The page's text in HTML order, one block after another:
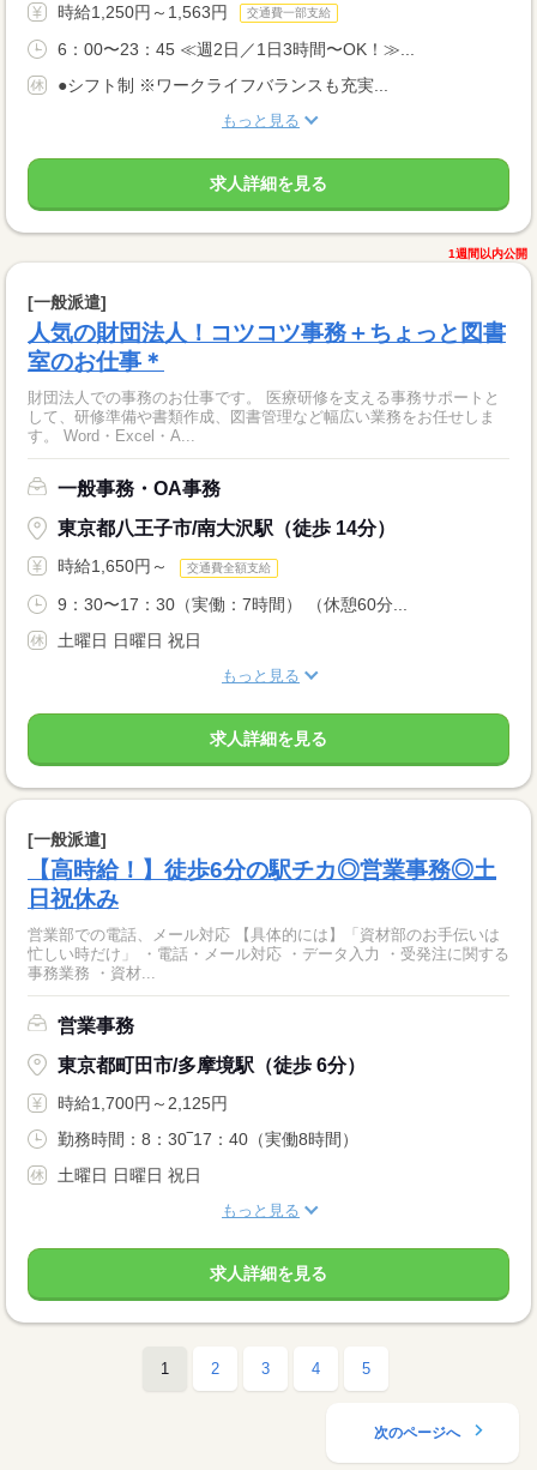
時給1,250円～1,563円 交通費一部支給
6：00〜23：45 ≪週2日／1日3時間〜OK！≫...
●シフト制 ※ワークライフバランスも充実...
もっと見る
求人詳細を見る
1週間以内公開
[一般派遣]
人気の財団法人！コツコツ事務＋ちょっと図書
室のお仕事＊
財団法人での事務のお仕事です。 医療研修を支える事務サポートと
して、研修準備や書類作成、図書管理など幅広い業務をお任せしま
す。 Word・Excel・A...
一般事務・OA事務
東京都八王子市/南大沢駅（徒歩 14分）
時給1,650円～ 交通費全額支給
9：30〜17：30（実働：7時間） （休憩60分...
土曜日 日曜日 祝日
もっと見る
求人詳細を見る
[一般派遣]
【高時給！】徒歩6分の駅チカ◎営業事務◎土
日祝休み
営業部での電話、メール対応 【具体的には】「資材部のお手伝いは
忙しい時だけ」 ・電話・メール対応 ・データ入力 ・受発注に関する
事務業務 ・資材...
営業事務
東京都町田市/多摩境駅（徒歩 6分）
時給1,700円～2,125円
勤務時間：8：30‾17：40（実働8時間）
土曜日 日曜日 祝日
もっと見る
求人詳細を見る
1 2 3 4 5
次のページへ